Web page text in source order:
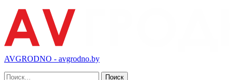
AVGRODNO - avgrodno.by